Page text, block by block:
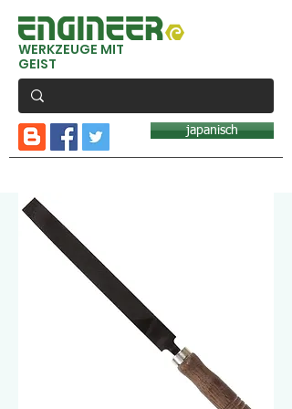
WERKZEUGE MIT
GEIST
japanisch